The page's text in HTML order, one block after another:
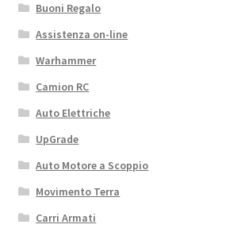
Buoni Regalo
Assistenza on-line
Warhammer
Camion RC
Auto Elettriche
UpGrade
Auto Motore a Scoppio
Movimento Terra
Carri Armati